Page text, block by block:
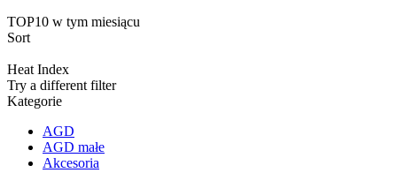
TOP10 w tym miesiącu
Sort
Heat Index
Try a different filter
Kategorie
AGD
AGD małe
Akcesoria